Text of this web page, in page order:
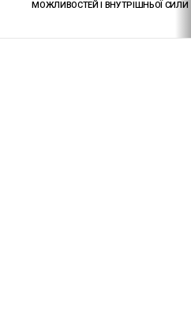
МОЖЛИВОСТЕЙ І ВНУТРІШНЬОЇ СИЛИ